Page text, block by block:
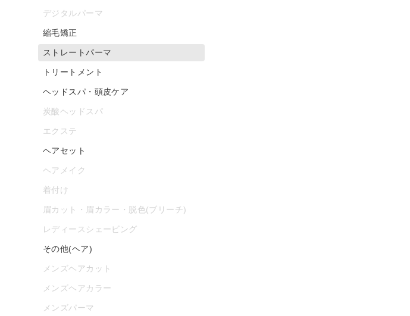
デジタルパーマ
縮毛矯正
ストレートパーマ
トリートメント
ヘッドスパ・頭皮ケア
炭酸ヘッドスパ
エクステ
ヘアセット
ヘアメイク
着付け
眉カット・眉カラー・脱色(ブリーチ)
レディースシェービング
その他(ヘア)
メンズヘアカット
メンズヘアカラー
メンズパーマ